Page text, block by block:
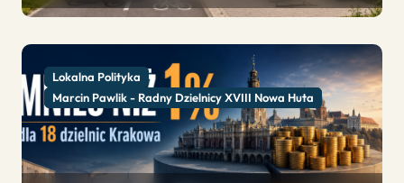
Lokalna Polityka
Marcin Pawlik - Radny Dzielnicy XVIII Nowa Huta